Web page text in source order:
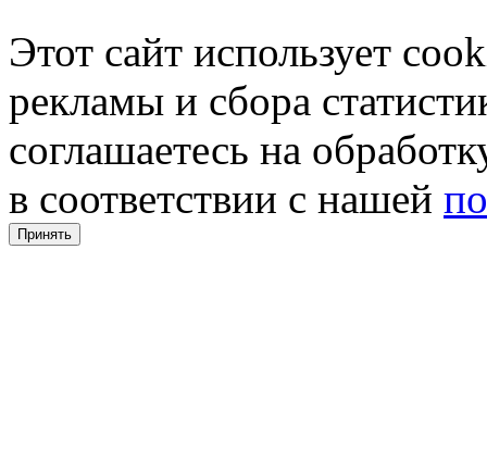
Этот сайт использует
рекламы и сбора
соглашаетесь на
в соответствии с нашей
Принять